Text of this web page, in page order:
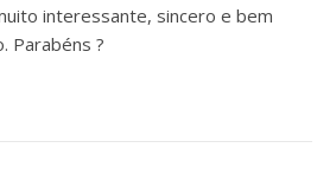
interessante, sincero e bem
Parabéns ?